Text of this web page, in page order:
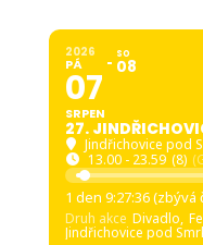
2026
PÁ
07
SRPEN
SO
08
27.
Jindřichovice pod
13.00 - 23.59 (8)
1 den 9:27:34
Druh akce Divadlo,
Jindřichovice pod